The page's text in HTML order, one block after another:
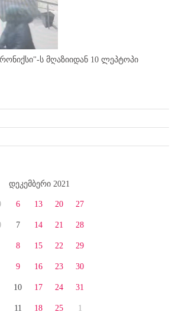
ს მღაზიიდან 10 ლეპტოპი
დეკემბერი 2021
6
7
8
9
10
11
13
14
15
16
17
18
20
21
22
23
24
25
27
28
29
30
31
1